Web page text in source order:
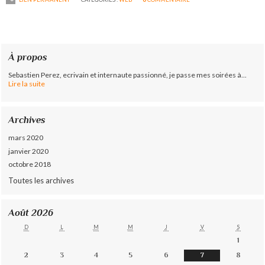
À propos
Sebastien Perez, ecrivain et internaute passionné, je passe mes soirées à...
Lire la suite
Archives
mars 2020
janvier 2020
octobre 2018
Toutes les archives
Août 2026
D L M M J V S
1
2
3 4 5 6 7 8